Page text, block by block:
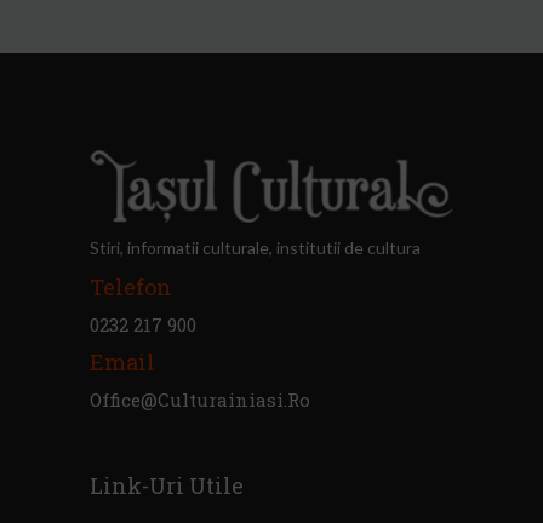
Stiri, informatii culturale, institutii de cultura
Telefon
0232 217 900
Email
Office@culturainiasi.ro
Link-Uri Utile